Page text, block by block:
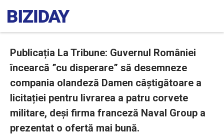
Publicația La Tribune: Guvernul României
încearcă ”cu disperare” să desemneze
compania olandeză Damen câștigătoare a
licitației pentru livrarea a patru corvete
militare, deși firma franceză Naval Group a
prezentat o ofertă mai bună.